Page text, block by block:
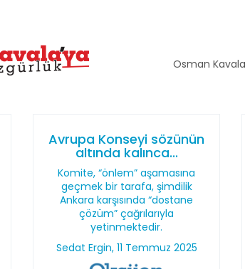
Osman
Avrupa Konseyi sözünün
altında kalınca...
Komite, “önlem” aşamasına
geçmek bir tarafa, şimdilik
Ankara karşısında “dostane
çözüm” çağrılarıyla
yetinmektedir.
Sedat Ergin, 11 Temmuz 2025